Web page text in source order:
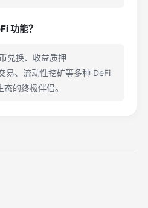
功能？
兑换、收益质押
易、流动性挖矿等多种 DeFi
的终极伴侣。